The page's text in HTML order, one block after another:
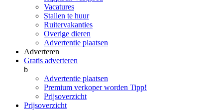
Vacatures
Stallen te huur
Ruitervakanties
Overige dieren
Advertentie plaatsen
Adverteren
Gratis adverteren
b
Advertentie plaatsen
Premium verkoper worden Tipp!
Prijsoverzicht
Prijsoverzicht